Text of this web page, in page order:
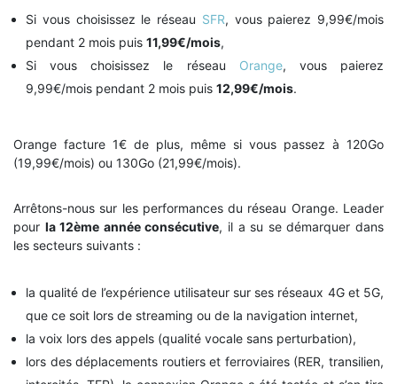
Si vous choisissez le réseau SFR, vous paierez 9,99€/mois
pendant 2 mois puis 11,99€/mois,
Si vous choisissez le réseau Orange, vous paierez
9,99€/mois pendant 2 mois puis 12,99€/mois.
Orange facture 1€ de plus, même si vous passez à 120Go
(19,99€/mois) ou 130Go (21,99€/mois).
Arrêtons-nous sur les performances du réseau Orange. Leader
pour la 12ème année consécutive, il a su se démarquer dans
les secteurs suivants :
la qualité de l’expérience utilisateur sur ses réseaux 4G et 5G,
que ce soit lors de streaming ou de la navigation internet,
la voix lors des appels (qualité vocale sans perturbation),
lors des déplacements routiers et ferroviaires (RER, transilien,